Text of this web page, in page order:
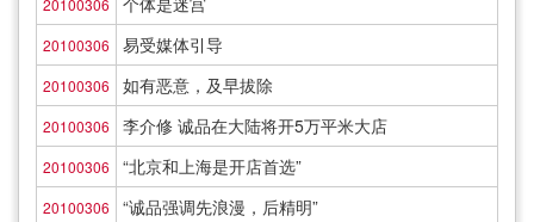
20100306
20100306 易受媒体引导
20100306 如有恶意，及早拔除
20100306 李介修 诚品在大陆将开5万平米大店
20100306 “北京和上海是开店首选”
20100306 “诚品强调先浪漫，后精明”